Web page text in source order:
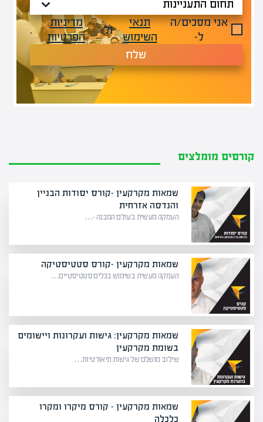
אני מסכים/ה
ל-
תנאי
השימוש
ול-
מדיניות
הפרטיות
.
שלח
קורסים מומלצים
שמאות מקרקעין -קורס יסודות הבניין
והנדסה אזרחית
העמקה מעשית בעולם המבנה –…
שמאות מקרקעין -קורס סטטיסטיקה
העמקה מעשית בשימוש בכלים סטטיסטיים…
שמאות מקרקעין: גישות ועקרונות ויישומים
בשומת מקרקעין
שילוב מושלם של גישות תיאורטיות…
שמאות מקרקעין – קורס מיקרו ומקרו
כלכלה